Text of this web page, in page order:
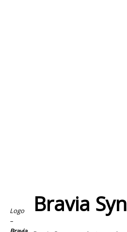
Logo
–
Bravia